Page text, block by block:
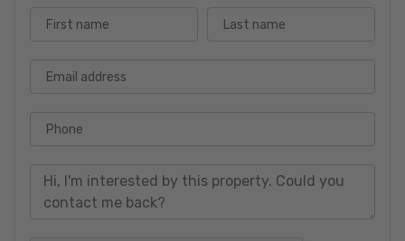
First name Last name
Email address
Phone